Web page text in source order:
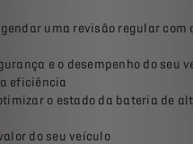
uma revisão regular com
e o desempenho do seu
eficiência
o estado da bateria de
do seu veículo